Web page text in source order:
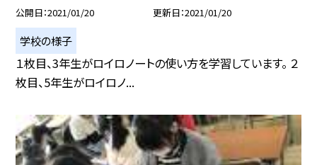
公開日 2021/01/20 更新日 2021/01/20
学校の様子
１枚目、3年生がロイロノートの使い方を学習しています。 ２
枚目、5年生がロイロノ...